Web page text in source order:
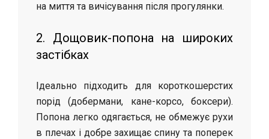
на миття та вичісування після прогулянки.
2. Дощовик-попона на широких
застібках
Ідеально підходить для короткошерстих
порід (добермани, кане-корсо, боксери).
Попона легко одягається, не обмежує рухи
в плечах і добре захищає спину та поперек